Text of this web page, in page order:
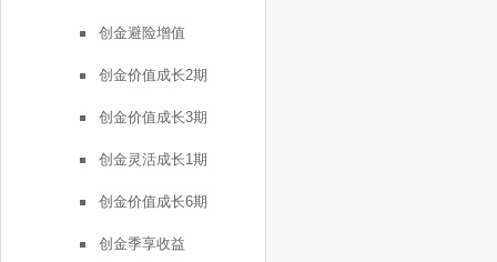
创金避险增值
创金价值成长2期
创金价值成长3期
创金灵活成长1期
创金价值成长6期
创金季享收益